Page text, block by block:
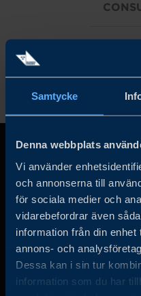
Samtycke
Denna webbplats
Vi använder
och annonserna till
för sociala medier och
vidarebefordrar även
information från din
annons- och
Dessa kan i sin tur
information som du har
Business Sweden arbetar
det privata näringslivet